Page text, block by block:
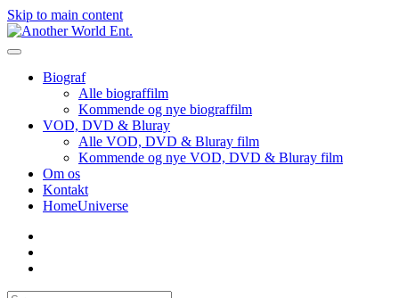
Skip to main content
Biograf
Alle biograffilm
Kommende og nye biograffilm
VOD, DVD & Bluray
Alle VOD, DVD & Bluray film
Kommende og nye VOD, DVD & Bluray film
Om os
Kontakt
HomeUniverse